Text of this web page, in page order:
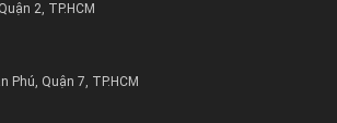
2, TP.HCM
Phú, Quận 7, TP.HCM